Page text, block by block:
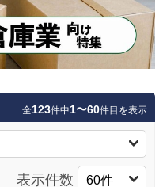
全123件中1〜60件目を表示
表示件数